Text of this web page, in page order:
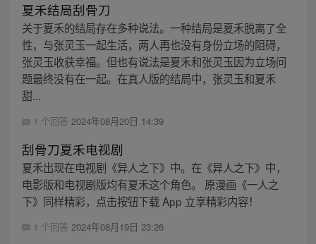
夏禾结局刮骨刀
关于夏禾的结局存在多种说法。一种结局是夏禾脱离了全
性，与张灵玉一起生活，两人再也没有身份立场的阻碍，
张灵玉收获幸福。但也有说法是夏禾和张灵玉因为立场问
题最终没有在一起。在真人版的结局中，张灵玉和夏禾
甜...
1 个回答 2024年08月20日 14:39
刮骨刀夏禾电视剧
夏禾出现在电视剧《异人之下》中。在《异人之下》中，
电影版和电视剧版均有夏禾这个角色。 原漫画《一人之
下》同样精彩，点击按钮下载 App 立享精彩内容！
1 个回答 2024年08月19日 23:26